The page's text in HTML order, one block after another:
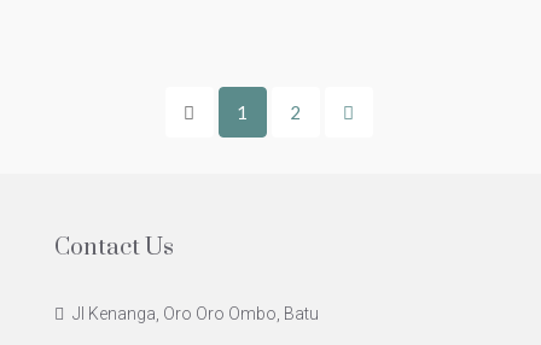
1 2
Contact Us
Jl Kenanga, Oro Oro Ombo, Batu